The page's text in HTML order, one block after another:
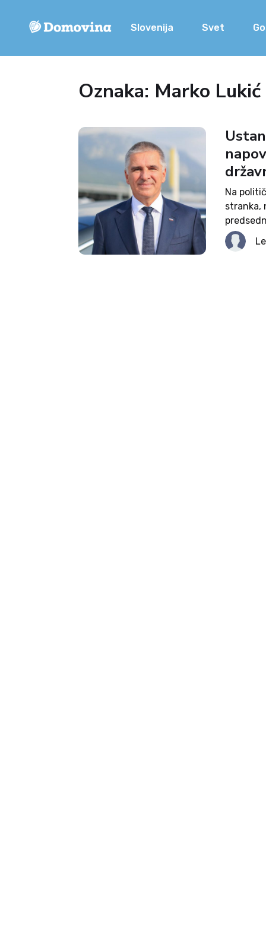
Slovenija Svet
Oznaka: Marko Lukić
Na
stranka,
Lotrič
začeli